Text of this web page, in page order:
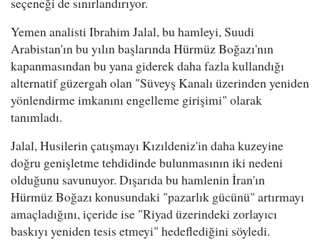
Yemen analisti Ibrahim Jalal, bu hamleyi, Suudi
Arabistan'ın bu yılın başlarında Hürmüz Boğazı'nın
kapanmasından bu yana giderek daha fazla kullandığı
alternatif güzergah olan "Süveyş Kanalı üzerinden yeniden
yönlendirme imkanını engelleme girişimi" olarak
tanımladı.
Jalal, Husilerin çatışmayı Kızıldeniz'in daha kuzeyine
doğru genişletme tehdidinde bulunmasının iki nedeni
olduğunu savunuyor. Dışarıda bu hamlenin İran'ın
Hürmüz Boğazı konusundaki "pazarlık gücünü" artırmayı
amaçladığını, içeride ise "Riyad üzerindeki zorlayıcı
baskıyı yeniden tesis etmeyi" hedeflediğini söyledi.